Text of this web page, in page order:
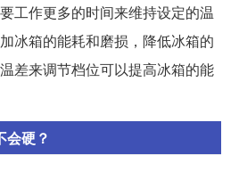
工作更多的时间来维持设定的温
冰箱的能耗和磨损，降低冰箱的
差来调节档位可以提高冰箱的能
会硬？